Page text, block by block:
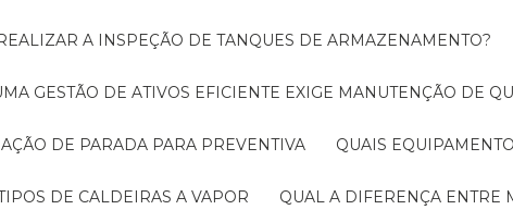
REALIZAR A INSPEÇÃO DE TANQUES DE ARMAZENAMENTO?
GESTÃO DE ATIVOS EFICIENTE EXIGE MANUTENÇÃO DE
DE PARADA PARA PREVENTIVA QUAIS
TIPOS DE CALDEIRAS A VAPOR QUAL A DIFERENÇA